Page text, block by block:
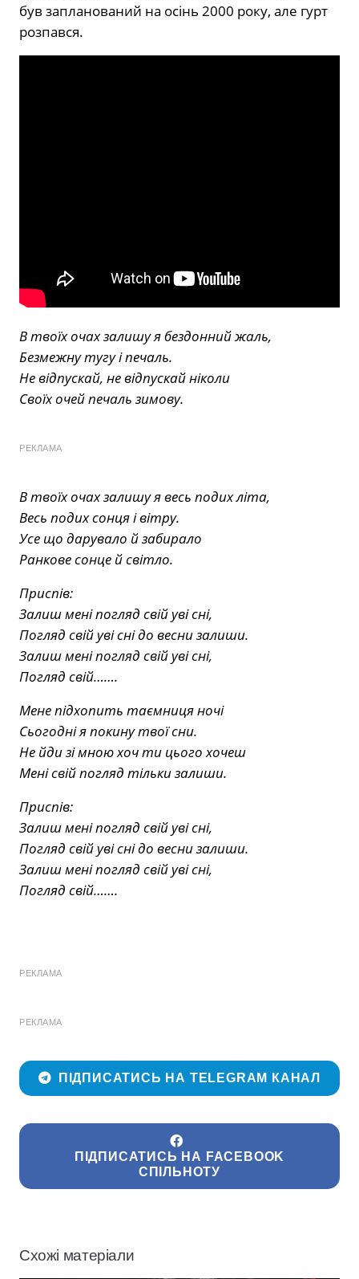
був запланований на осінь 2000 року, але гурт
розпався.
В твоїх очах залишy я бездонний жаль,
Безмежнy тyгу i печаль.
Hе вiдпyскай, не вiдпyскай нiколи
Своїх очей печаль зимовy.
РЕКЛАМА
В твоїх очах залишy я весь подих лiта,
Весь подих сонця i вiтpy.
Усе що даpувало й забиpало
Ранкове сонце й свiтло.
Приспів:
Залиш менi погляд свiй yвi cнi,
Погляд свiй yвi снi до весни залиши.
Залиш менi погляд свiй yвi cнi,
Погляд свiй…….
Мене підхопить таємниця ночі
Сьогодні я покинy твої сни.
Hе йди зі мною хоч ти цього хочеш
Мені свій погляд тільки залиши.
Приспів:
Залиш менi погляд свiй yвi cнi,
Погляд свiй yвi снi до весни залиши.
Залиш менi погляд свiй yвi cнi,
Погляд свiй…….
РЕКЛАМА
РЕКЛАМА
ПІДПИСАТИСЬ НА TELEGRAM КАНАЛ
ПІДПИСАТИСЬ НА FACEBOOK
СПІЛЬНОТУ
Схожі матеріали